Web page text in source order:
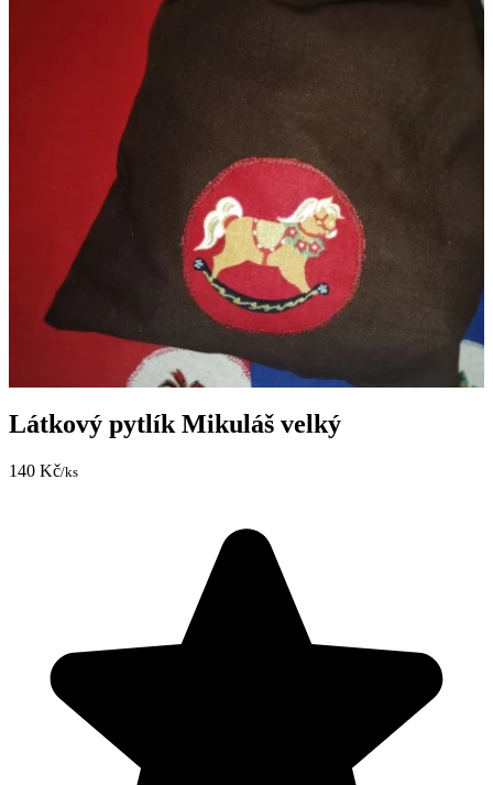
Látkový pytlík Mikuláš velký
140 Kč/ks